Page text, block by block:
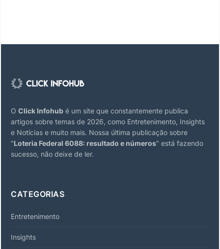
O Click Infohub é um site que constantemente publica
artigos sobre temas de 2026, como Entretenimento, Insights
e Notícias e muito mais. Nossa última publicação sobre
"Loteria Federal 6088: resultado e números" está fazendo
sucesso, não deixe de ler.
CATEGORIAS
Entretenimento
Insights